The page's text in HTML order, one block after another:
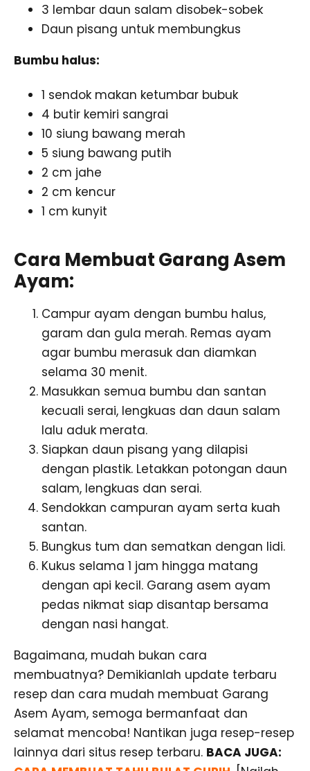
3 lembar daun salam disobek-sobek
Daun pisang untuk membungkus
Bumbu halus:
1 sendok makan ketumbar bubuk
4 butir kemiri sangrai
10 siung bawang merah
5 siung bawang putih
2 cm jahe
2 cm kencur
1 cm kunyit
Cara Membuat Garang Asem
Ayam:
Campur ayam dengan bumbu halus,
garam dan gula merah. Remas ayam
agar bumbu merasuk dan diamkan
selama 30 menit.
Masukkan semua bumbu dan santan
kecuali serai, lengkuas dan daun salam
lalu aduk merata.
Siapkan daun pisang yang dilapisi
dengan plastik. Letakkan potongan daun
salam, lengkuas dan serai.
Sendokkan campuran ayam serta kuah
santan.
Bungkus tum dan sematkan dengan lidi.
Kukus selama 1 jam hingga matang
dengan api kecil. Garang asem ayam
pedas nikmat siap disantap bersama
dengan nasi hangat.
Bagaimana, mudah bukan cara
membuatnya? Demikianlah update terbaru
resep dan cara mudah membuat Garang
Asem Ayam, semoga bermanfaat dan
selamat mencoba! Nantikan juga resep-resep
lainnya dari situs resep terbaru. BACA JUGA: